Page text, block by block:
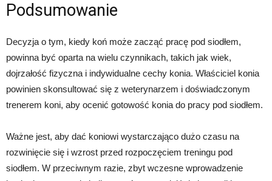
Podsumowanie
Decyzja o tym, kiedy koń może zacząć pracę pod siodłem,
powinna być oparta na wielu czynnikach, takich jak wiek,
dojrzałość fizyczna i indywidualne cechy konia. Właściciel konia
powinien skonsultować się z weterynarzem i doświadczonym
trenerem koni, aby ocenić gotowość konia do pracy pod siodłem.
Ważne jest, aby dać koniowi wystarczająco dużo czasu na
rozwinięcie się i wzrost przed rozpoczęciem treningu pod
siodłem. W przeciwnym razie, zbyt wczesne wprowadzenie